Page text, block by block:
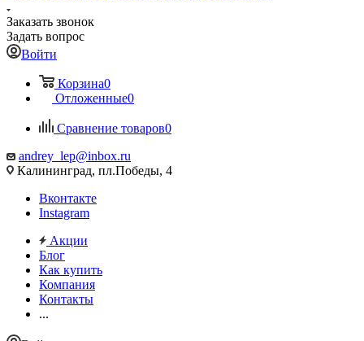
Заказать звонок
Задать вопрос
Войти
Корзина0
Отложенные0
Сравнение товаров0
andrey_lep@inbox.ru
Калининград, пл.Победы, 4
Вконтакте
Instagram
Акции
Блог
Как купить
Компания
Контакты
...